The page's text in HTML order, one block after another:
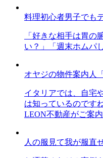
料理初心者男子でも
「好きな相手は胃
い？」「週末ホムパ
オヤジの物件案内人
イタリアでは、自宅
は知っているのです
LEON不動産がご案内
人の服見て我が服直